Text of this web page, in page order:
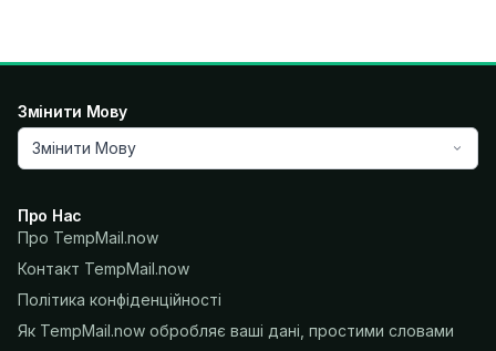
Змінити Мову
Змінити Мову
Про Нас
Про TempMail.now
Контакт TempMail.now
Політика конфіденційності
Як TempMail.now обробляє ваші дані, простими словами